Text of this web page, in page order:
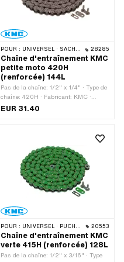
POUR : UNIVERSEL · SACHS · KREIDLER 28285
Chaîne d'entraînement KMC
petite moto 420H
(renforcée) 144L
Pas de la chaîne: 1/2" x 1/4" · Type de
chaîne: 420H · Fabricant: KMC ·
Matériau: Acier · Surface: bruts ·
Type de cadenas à chaîne: Fermeture à
EUR 31.40
POUR : UNIVERSEL · PUCH · SACHS · PONY / CILO (BÊTA 521 & 512) · ZÜNDAPP BELMONDO · TOMOS · BYE BIKE 20553
Chaîne d'entraînement KMC
verte 415H (renforcée) 128L
Pas de la chaîne: 1/2" x 3/16" · Type